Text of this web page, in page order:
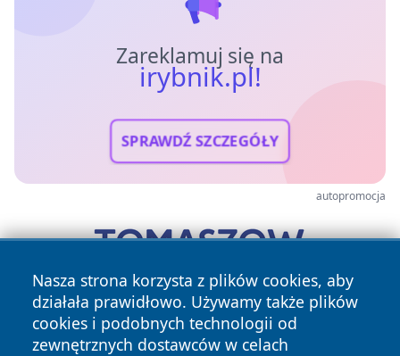
Zareklamuj się na
irybnik.pl!
SPRAWDŹ SZCZEGÓŁY
autopromocja
Nasza strona korzysta z plików cookies, aby
działała prawidłowo. Używamy także plików
cookies i podobnych technologii od
zewnętrznych dostawców w celach